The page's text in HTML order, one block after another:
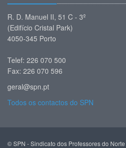
R. D. Manuel II, 51 C - 3º
(Edifício Cristal Park)
4050-345 Porto
Telef: 226 070 500
Fax: 226 070 596
geral@spn.pt
Todos os contactos do SPN
© SPN - Sindicato dos Professores do Norte